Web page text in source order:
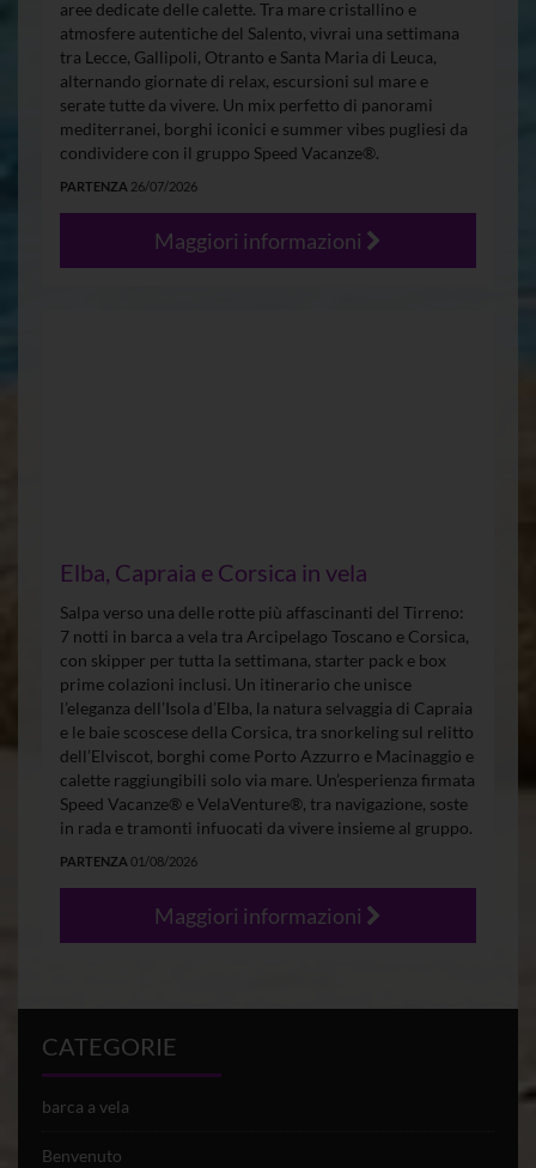
aree dedicate delle calette. Tra mare cristallino e
atmosfere autentiche del Salento, vivrai una settimana
tra Lecce, Gallipoli, Otranto e Santa Maria di Leuca,
alternando giornate di relax, escursioni sul mare e
serate tutte da vivere. Un mix perfetto di panorami
mediterranei, borghi iconici e summer vibes pugliesi da
condividere con il gruppo Speed Vacanze®.
PARTENZA 26/07/2026
Maggiori informazioni
Elba, Capraia e Corsica in vela
Salpa verso una delle rotte più affascinanti del Tirreno:
7 notti in barca a vela tra Arcipelago Toscano e Corsica,
con skipper per tutta la settimana, starter pack e box
prime colazioni inclusi. Un itinerario che unisce
l’eleganza dell’Isola d’Elba, la natura selvaggia di Capraia
e le baie scoscese della Corsica, tra snorkeling sul relitto
dell’Elviscot, borghi come Porto Azzurro e Macinaggio e
calette raggiungibili solo via mare. Un’esperienza firmata
Speed Vacanze® e VelaVenture®, tra navigazione, soste
in rada e tramonti infuocati da vivere insieme al gruppo.
PARTENZA 01/08/2026
Maggiori informazioni
CATEGORIE
barca a vela
Benvenuto